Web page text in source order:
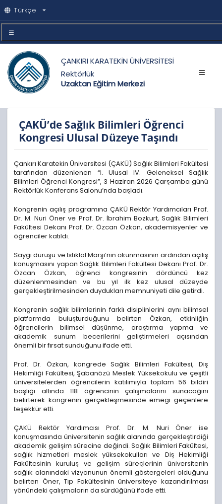
Türkçe
ÇANKIRI KARATEKİN ÜNİVERSİTESİ
Rektörlük
Uzaktan Eğitim Merkezi
ÇAKÜ’de Sağlık Bilimleri Öğrenci
Kongresi Ulusal Düzeye Taşındı
Çankırı Karatekin Üniversitesi (ÇAKÜ) Sağlık Bilimleri Fakültesi
tarafından düzenlenen “I. Ulusal IV. Geleneksel Sağlık
Bilimleri Öğrenci Kongresi”, 3 Haziran 2026 Çarşamba günü
Rektörlük Konferans Salonu’nda başladı.
Kongrenin açılış programına ÇAKÜ Rektör Yardımcıları Prof.
Dr. M. Nuri Öner ve Prof. Dr. İbrahim Bozkurt, Sağlık Bilimleri
Fakültesi Dekanı Prof. Dr. Özcan Özkan, akademisyenler ve
öğrenciler katıldı.
Saygı duruşu ve İstiklal Marşı’nın okunmasının ardından açılış
konuşmasını yapan Sağlık Bilimleri Fakültesi Dekanı Prof. Dr.
Özcan Özkan, öğrenci kongresinin dördüncü kez
düzenlenmesinden ve bu yıl ilk kez ulusal düzeyde
gerçekleştirilmesinden duydukları memnuniyeti dile getirdi.
Kongrenin sağlık bilimlerinin farklı disiplinlerini aynı bilimsel
platformda buluşturduğunu belirten Özkan, etkinliğin
öğrencilerin bilimsel düşünme, araştırma yapma ve
akademik sunum becerilerini geliştirmeleri açısından
önemli bir fırsat sunduğunu ifade etti.
Prof. Dr. Özkan, kongrede Sağlık Bilimleri Fakültesi, Diş
Hekimliği Fakültesi, Şabanözü Meslek Yüksekokulu ve çeşitli
üniversitelerden öğrencilerin katılımıyla toplam 56 bildiri
başlığı altında 118 öğrencinin çalışmalarını sunacağını
belirterek kongrenin gerçekleşmesinde emeği geçenlere
teşekkür etti.
ÇAKÜ Rektör Yardımcısı Prof. Dr. M. Nuri Öner ise
konuşmasında üniversitenin sağlık alanında gerçekleştirdiği
akademik gelişim sürecine değindi. Sağlık Bilimleri Fakültesi,
sağlık hizmetleri meslek yüksekokulları ve Diş Hekimliği
Fakültesinin kuruluş ve gelişim süreçlerinin üniversitenin
sağlık alanındaki vizyonunun önemli göstergeleri olduğunu
belirten Öner, Tıp Fakültesinin üniversiteye kazandırılması
yönündeki çalışmaların da sürdüğünü ifade etti.